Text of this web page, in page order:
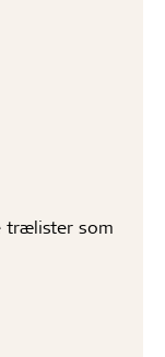
trælister som